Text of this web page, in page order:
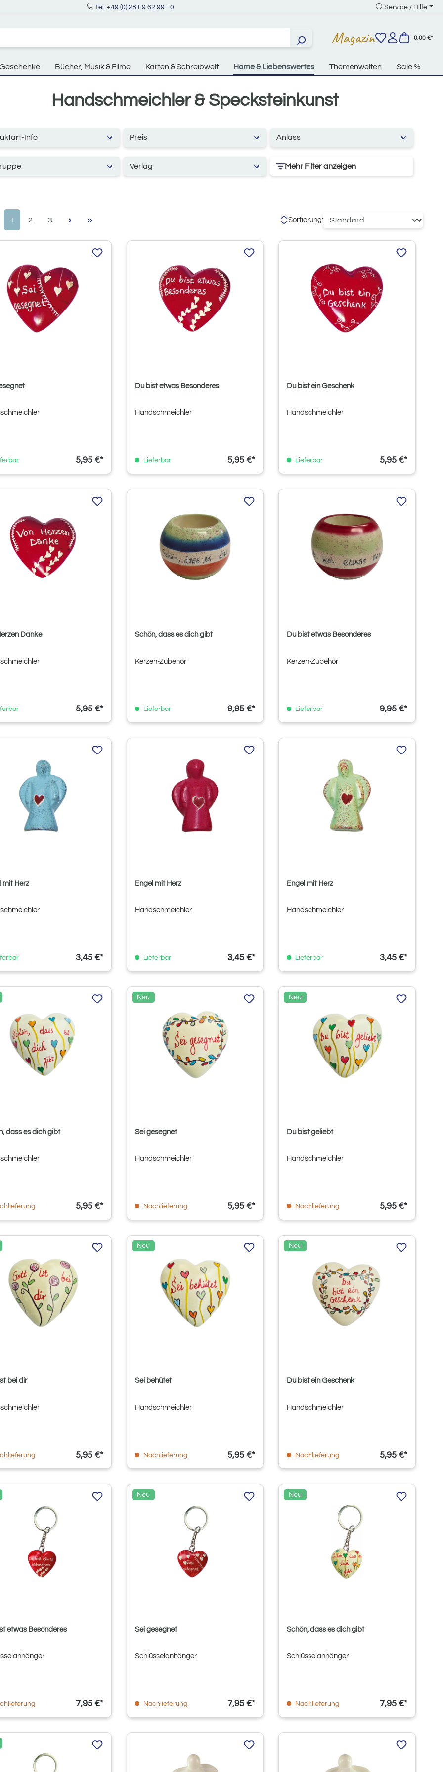
Tel. +49 (0) 281 9 62 99 - 0 Service / Hilfe
Magazin 0,00 €*
Geschenke Bücher, Musik & Filme Karten & Schreibwelt Home & Liebenswertes Themenwelten Sale %
Handschmeichler & Specksteinkunst
Info Preis Anlass
Verlag Mehr Filter anzeigen
Seite
1 Seite
2 Seite
3 Sortierung:
5,95 €*
Du bist etwas Besonderes
Handschmeichler
Lieferbar 5,95 €*
Du bist ein Geschenk
Handschmeichler
Lieferbar 5,95 €*
Danke
5,95 €*
Schön, dass es dich gibt
Kerzen-Zubehör
Lieferbar 9,95 €*
Du bist etwas Besonderes
Kerzen-Zubehör
Lieferbar 9,95 €*
mit Herz
3,45 €*
Engel mit Herz
Handschmeichler
Lieferbar 3,45 €*
Engel mit Herz
Handschmeichler
Lieferbar 3,45 €*
dass es dich gibt
5,95 €*
Neu
Sei gesegnet
Handschmeichler
Nachlieferung 5,95 €*
Neu
Du bist geliebt
Handschmeichler
Nachlieferung 5,95 €*
bei dir
5,95 €*
Neu
Sei behütet
Handschmeichler
Nachlieferung 5,95 €*
Neu
Du bist ein Geschenk
Handschmeichler
Nachlieferung 5,95 €*
etwas Besonderes
7,95 €*
Neu
Sei gesegnet
Schlüsselanhänger
Nachlieferung 7,95 €*
Neu
Schön, dass es dich gibt
Schlüsselanhänger
Nachlieferung 7,95 €*